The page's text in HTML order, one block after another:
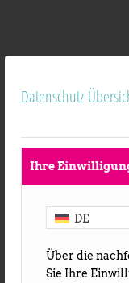
Datenschutz-
Ihre
DE
Über die
Sie Ihre